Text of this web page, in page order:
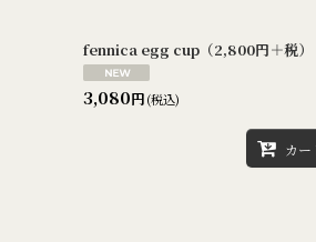
fennica egg cup（2,800円＋税）
3,080円(税込)
カー